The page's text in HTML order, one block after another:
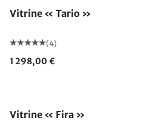
Vitrine « Tario »
(4)
1 298,00 €
Vitrine « Fira »